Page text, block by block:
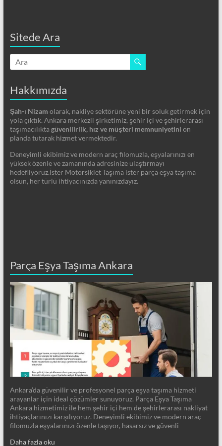
Sitede Ara
Hakkımızda
Şah-ı Nizam olarak, nakliye sektörüne yeni bir soluk getirmek için
yola çıktık. Ankara merkezli şirketimiz, şehir içi ve şehirlerarası
taşımacılıktagüvenilirlik, hız ve müşteri memnuniyetini ön
planda tutarak hizmet vermektedir.
Deneyimli ekibimiz ve modern araç filomuzla, eşyalarınızı en
yüksek özenle ve zamanında adresinize ulaştırmayı
hedefliyoruz.İster Motorsiklet Taşıma ister parça eşya taşıma
olsun, her türlü ihtiyacınızda yanınızdayız.
Parça Eşya Taşıma Ankara
Ankara’da güvenilir ve profesyonel parça eşya taşıma hizmeti
arayanlar için ideal çözümler sunuyoruz. Parça Eşya Taşıma
Ankara hizmetimiz ile hem şehir içi hem de şehirlerarası nakliyat
ihtiyaçlarınızı karşılıyoruz. Deneyimli ekibimiz ve modern araç
filomuzla eşyalarınızı özenle taşıyor, hasarsız ve güvenli
Daha fazla oku